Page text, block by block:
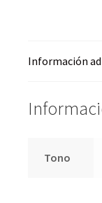
Información
Tono